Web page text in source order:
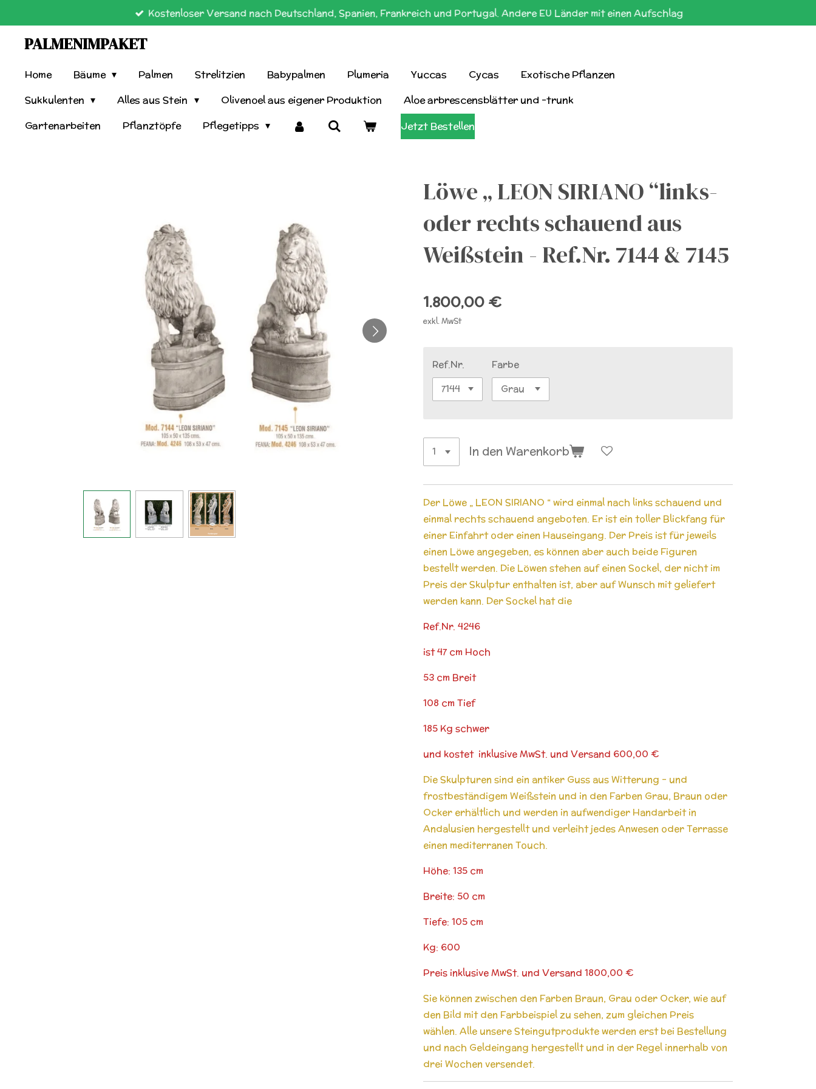
springen
Kostenloser Versand nach Deutschland, Spanien, Frankreich und Portugal. Andere EU Länder mit einen Aufschlag
PALMENIMPAKET
Home Bäume Palmen Strelitzien Babypalmen Plumeria Yuccas Cycas
Exotische Pflanzen
Sukkulenten
Alles aus Stein Olivenoel aus eigener Produktion
Aloe arbrescensblätter und -trunk
Gartenarbeiten
Pflanztöpfe Pflegetipps Jetzt Bestellen
Löwe „ LEON SIRIANO “links-
oder rechts schauend aus
Weißstein - Ref.Nr. 7144 & 7145
1.800,00 €
exkl. MwSt
Ref.Nr. Farbe
In den Warenkorb
Der Löwe „ LEON SIRIANO “ wird einmal nach links schauend und
einmal rechts schauend angeboten. Er ist ein toller Blickfang für
einer Einfahrt oder einen Hauseingang. Der Preis ist für jeweils
einen Löwe angegeben, es können aber auch beide Figuren
bestellt werden. Die Löwen stehen auf einen Sockel, der nicht im
Preis der Skulptur enthalten ist, aber auf Wunsch mit geliefert
werden kann. Der Sockel hat die
Ref.Nr. 4246
ist 47 cm Hoch
53 cm Breit
108 cm Tief
185 Kg schwer
und kostet inklusive MwSt. und Versand 600,00 €
Die Skulpturen sind ein antiker Guss aus Witterung - und
frostbeständigem Weißstein und in den Farben Grau, Braun oder
Ocker erhältlich und werden in aufwendiger Handarbeit in
Andalusien hergestellt und verleiht jedes Anwesen oder Terrasse
einen mediterranen Touch.
Höhe: 135 cm
Breite: 50 cm
Tiefe: 105 cm
Kg: 600
Preis inklusive MwSt. und Versand 1800,00 €
Sie können zwischen den Farben Braun, Grau oder Ocker, wie auf
den Bild mit den Farbbeispiel zu sehen, zum gleichen Preis
wählen. Alle unsere Steingutprodukte werden erst bei Bestellung
und nach Geldeingang hergestellt und in der Regel innerhalb von
drei Wochen versendet.